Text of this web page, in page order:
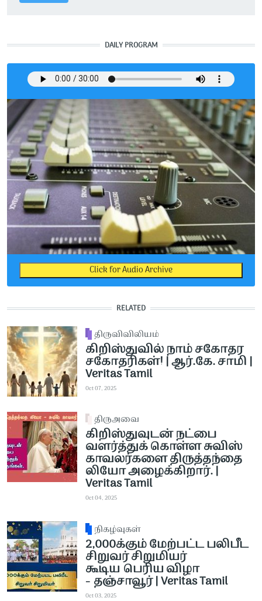
DAILY PROGRAM
Click for Audio Archive
RELATED
திருவிவிலியம்
கிறிஸ்துவில் நாம் சகோதர
சகோதரிகள்! | ஆர்.கே. சாமி |
Veritas Tamil
Oct 07, 2025
திருஅவை
கிறிஸ்துவுடன் நட்பை
வளர்த்துக் கொள்ள சுவிஸ்
காவலர்களை திருத்தந்தை
லியோ அழைக்கிறார். |
Veritas Tamil
Oct 04, 2025
நிகழ்வுகள்
2,000க்கும் மேற்பட்ட பலிபீட
சிறுவர் சிறுமியர்
கூடிய பெரிய விழா
- தஞ்சாவூர் | Veritas Tamil
Oct 03, 2025